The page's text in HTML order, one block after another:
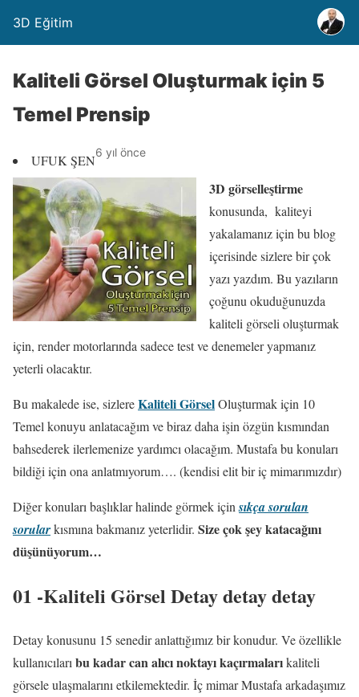
3D Eğitim
Kaliteli Görsel Oluşturmak için 5
Temel Prensip
UFUK ŞEN6 yıl önce
3D görselleştirme
konusunda, kaliteyi
yakalamanız için bu blog
içerisinde sizlere bir çok
yazı yazdım. Bu yazıların
çoğunu okuduğunuzda
kaliteli görseli oluşturmak
için, render motorlarında sadece test ve denemeler yapmanız
yeterli olacaktır.
Bu makalede ise, sizlereKaliteli GörselOluşturmak için 10
Temel konuyu anlatacağım ve biraz daha işin özgün kısmından
bahsederek ilerlemenize yardımcı olacağım. Mustafa bu konuları
bildiği için ona anlatmıyorum…. (kendisi elit bir iç mimarımızdır)
Diğer konuları başlıklar halinde görmek içinsıkça sorulan
sorularkısmına bakmanız yeterlidir. Size çok şey katacağını
düşünüyorum…
01 -Kaliteli Görsel Detay detay detay
Detay konusunu 15 senedir anlattığımız bir konudur. Ve özellikle
kullanıcıları bu kadar can alıcı noktayı kaçırmalarıkaliteli
görsele ulaşmalarını etkilemektedir. İç mimar Mustafa arkadaşımız